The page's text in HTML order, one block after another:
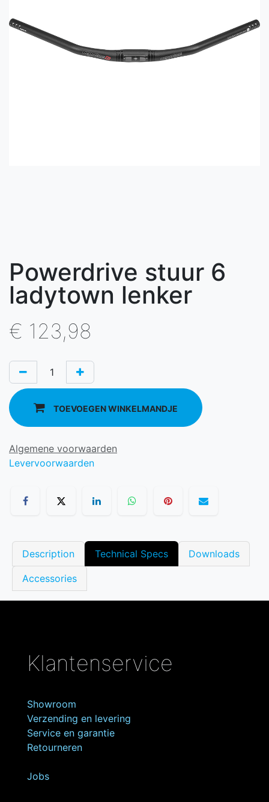
Powerdrive stuur 6
ladytown lenker
€ 123,98
TOEVOEGEN WINKELMANDJE
Algemene voorwaarden
Levervoorwaarden
Description Technical Specs Downloads
Accessories
Klantenservice
Showroom
Verzending en levering
Service en garantie
Retourneren
Jobs